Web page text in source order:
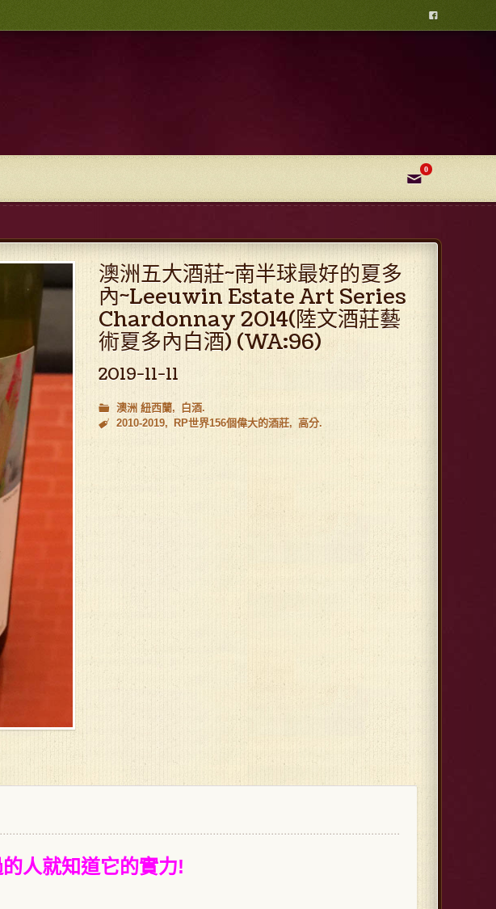

✉
0
澳洲五大酒莊~南半球最好的夏多
內~Leeuwin Estate Art Series
Chardonnay 2014(陸文酒莊藝
術夏多內白酒) (WA:96)
2019-11-11
澳洲 紐西蘭
白酒
2010-2019
RP世界156個偉大的酒莊 高分
人就知道它的實力!